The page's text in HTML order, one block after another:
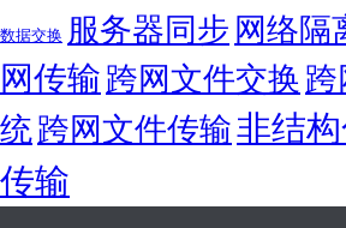
数据交换 服务器同步网络隔
网传输跨网文件交换
统跨网文件传输非结
传输